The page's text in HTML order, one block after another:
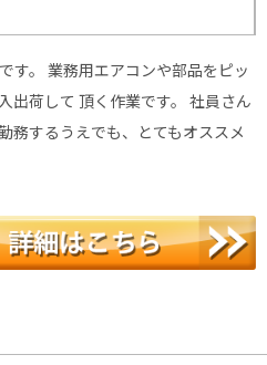
す。 業務用エアコンや部品をピッ
出荷して 頂く作業です。 社員さん
務するうえでも、とてもオススメ